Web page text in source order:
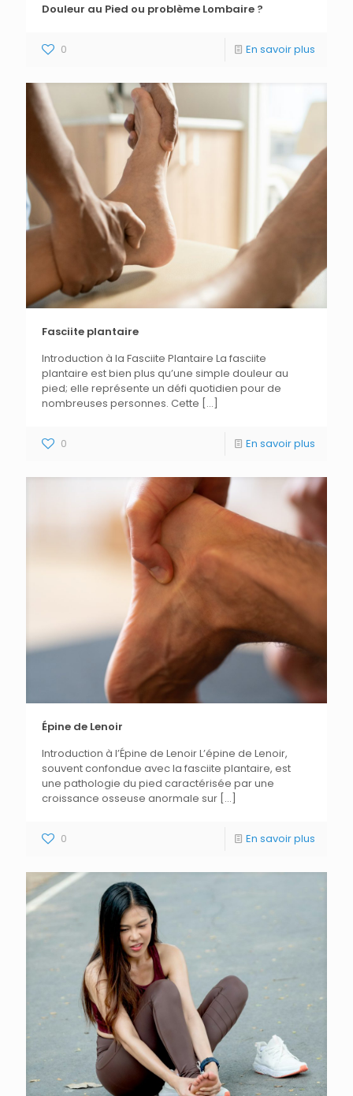
Douleur au Pied ou problème Lombaire ?
0 En savoir plus
Fasciite plantaire
Introduction à la Fasciite Plantaire La fasciite
plantaire est bien plus qu’une simple douleur au
pied; elle représente un défi quotidien pour de
nombreuses personnes. Cette […]
0 En savoir plus
Épine de Lenoir
Introduction à l’Épine de Lenoir L’épine de Lenoir,
souvent confondue avec la fasciite plantaire, est
une pathologie du pied caractérisée par une
croissance osseuse anormale sur […]
0 En savoir plus